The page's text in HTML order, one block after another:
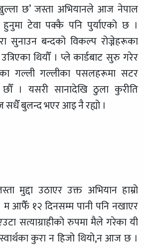
खुल्ला छ’ जस्ता अभियानले आज नेपाल
टेवा पक्कै पनि पुर्याएको छ ।
सुनाउन बन्दको विकल्प रोज्नेहरूका
उत्रिएका थियौँ । प्ले कार्डबाट सुरु गरेर
गल्ली गल्लीका पसलहरूमा सटर
। यसरी सानादेखि ठुला कुरीति
सधैँ बुलन्द भएर आइ नै रह्यो ।
मुद्दा उठाएर उक्त अभियान हाम्रो
म आफैँ १२ दिनसम्म पानी पनि नखाएर
सत्याग्राहीको रुपमा मैले गरेका यी
कुरा न हिजो थियो,न आज छ ।